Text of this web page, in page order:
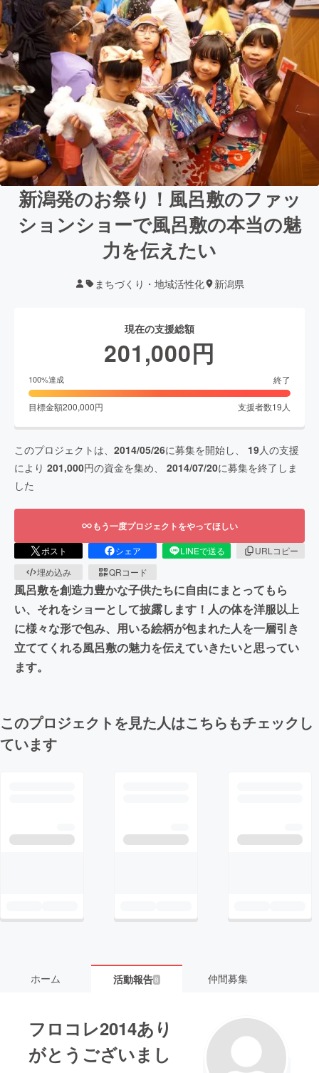
新潟発のお祭り！風呂敷のファッ
ションショーで風呂敷の本当の魅
力を伝えたい
まちづくり・地域活性化 新潟県
現在の支援総額
201,000円
100%達成 終了
目標金額200,000円 支援者数19 人
このプロジェクトは、 2014/05/26に募集を開始し、 19人の支援
により 201,000円の資金を集め、 2014/07/20に募集を終了しま
した
もう一度プロジェクトをやってほしい
ポスト シェア LINEで送る
URLコピー
埋め込み
QRコード
風呂敷を創造力豊かな子供たちに自由にまとってもら
い、それをショーとして披露します！人の体を洋服以上
に様々な形で包み、用いる絵柄が包まれた人を一層引き
立ててくれる風呂敷の魅力を伝えていきたいと思ってい
ます。
このプロジェクトを見た人はこちらもチェックし
ています
ホーム 活動報告8 仲間募集
フロコレ2014あり
がとうございまし